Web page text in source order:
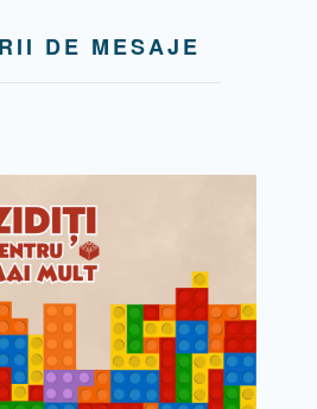
DE MESAJE